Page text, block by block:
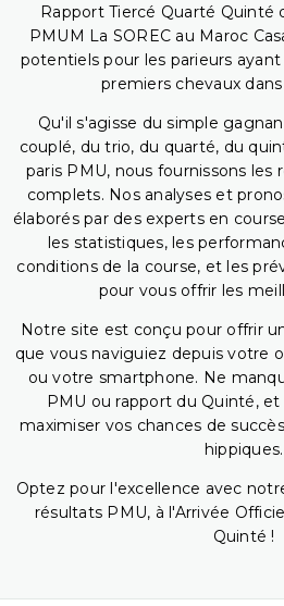
Rapport Tiercé Quarté Quinté
PMUM La SOREC au Maroc
potentiels pour les parieurs
premiers chevaux
Qu'il s'agisse du simple
couplé, du trio, du quarté, du
paris PMU, nous fournissons les
complets. Nos analyses et
élaborés par des experts en
les statistiques, les
conditions de la course, et les
pour vous offrir les
Notre site est conçu pour offrir
que vous naviguiez depuis votre
ou votre smartphone. Ne
PMU ou rapport du Quinté,
maximiser vos chances de
hippiques.
Optez pour l'excellence avec
résultats PMU, à l'Arrivée
Quinté !